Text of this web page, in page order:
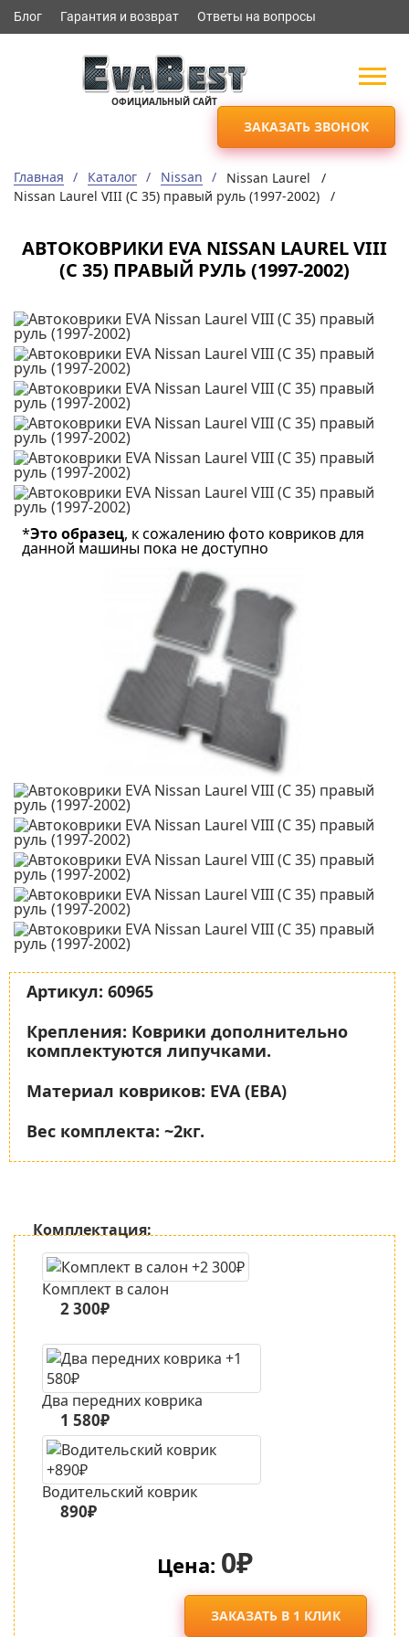
Блог Гарантия и возврат Ответы на вопросы
ОФИЦИАЛЬНЫЙ САЙТ
ЗАКАЗАТЬ ЗВОНОК
Главная Каталог Nissan
Nissan Laurel /
Nissan Laurel VIII (C 35) правый руль (1997-2002) /
АВТОКОВРИКИ EVA NISSAN LAUREL VIII
(C 35) ПРАВЫЙ РУЛЬ (1997-2002)
*Это образец, к сожалению фото ковриков для
данной машины пока не доступно
Артикул: 60965
Крепления: Коврики дополнительно
комплектуются липучками.
Материал ковриков: EVA (ЕВА)
Вес комплекта: ~2кг.
Комплектация:
Комплект в салон
2 300₽
Два передних коврика
1 580₽
Водительский коврик
890₽
Цена: 0₽
ЗАКАЗАТЬ В 1 КЛИК